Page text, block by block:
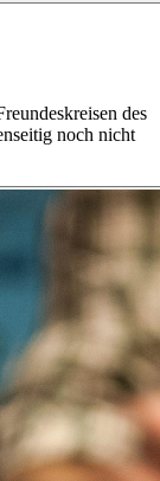
des
noch nicht